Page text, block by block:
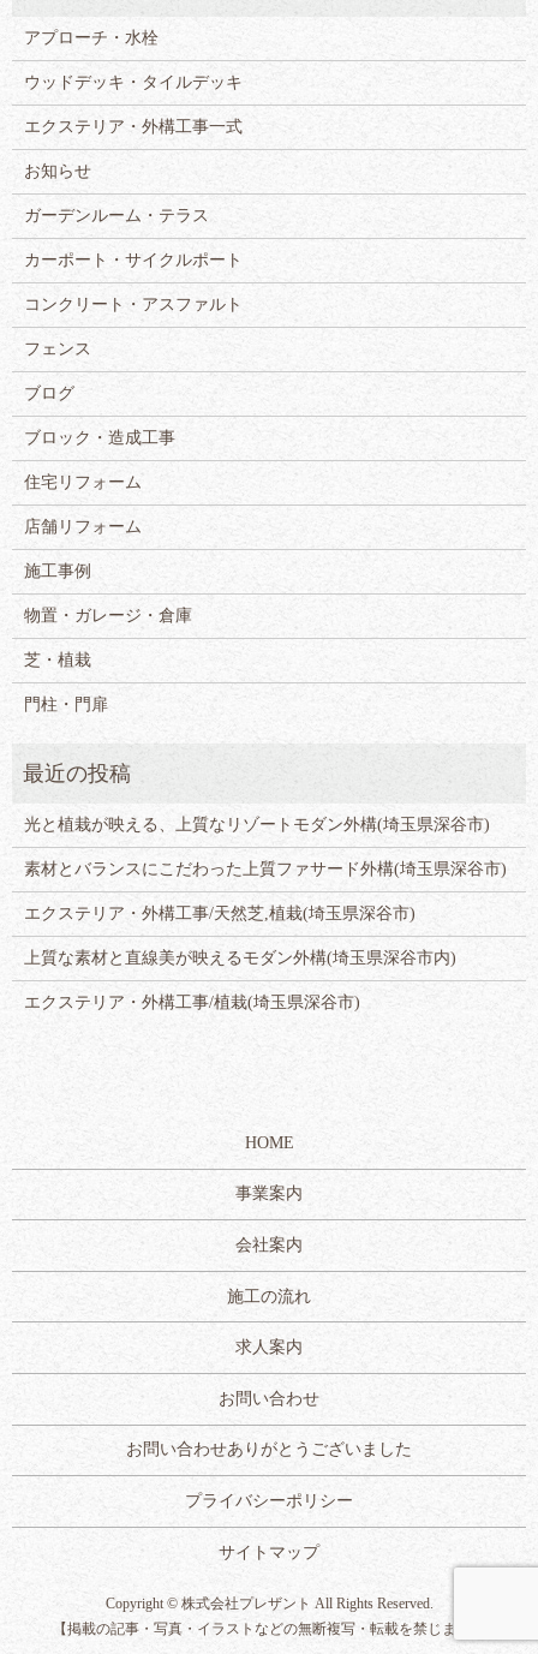
アプローチ・水栓
ウッドデッキ・タイルデッキ
エクステリア・外構工事一式
お知らせ
ガーデンルーム・テラス
カーポート・サイクルポート
コンクリート・アスファルト
フェンス
ブログ
ブロック・造成工事
住宅リフォーム
店舗リフォーム
施工事例
物置・ガレージ・倉庫
芝・植栽
門柱・門扉
光と植栽が映える、上質なリゾートモダン外構(埼玉県深谷市)
素材とバランスにこだわった上質ファサード外構(埼玉県深谷市)
エクステリア・外構工事/天然芝,植栽(埼玉県深谷市)
上質な素材と直線美が映えるモダン外構(埼玉県深谷市内)
エクステリア・外構工事/植栽(埼玉県深谷市)
HOME
事業案内
会社案内
施工の流れ
求人案内
お問い合わせ
お問い合わせありがとうございました
プライバシーポリシー
サイトマップ
Copyright © 株式会社プレザント All Rights Reserved.
【掲載の記事・写真・イラストなどの無断複写・転載を禁じます】